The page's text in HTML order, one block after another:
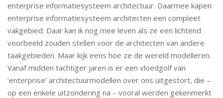
enterprise informatiesysteem architectuur. Daarmee kapen
enterprise informatiesysteem architecten een compleet
vakgebied. Daar kan ik nog mee leven als ze een lichtend
voorbeeld zouden stellen voor de architecten van andere
taakgebieden. Maar kijk eens hoe ze de wereld modelleren.
Vanaf midden tachtiger jaren is er een vloedgolf van
‘enterprise’ architectuurmodellen over ons uitgestort, die –
op een enkele uitzondering na – vooral werden gekenmerkt